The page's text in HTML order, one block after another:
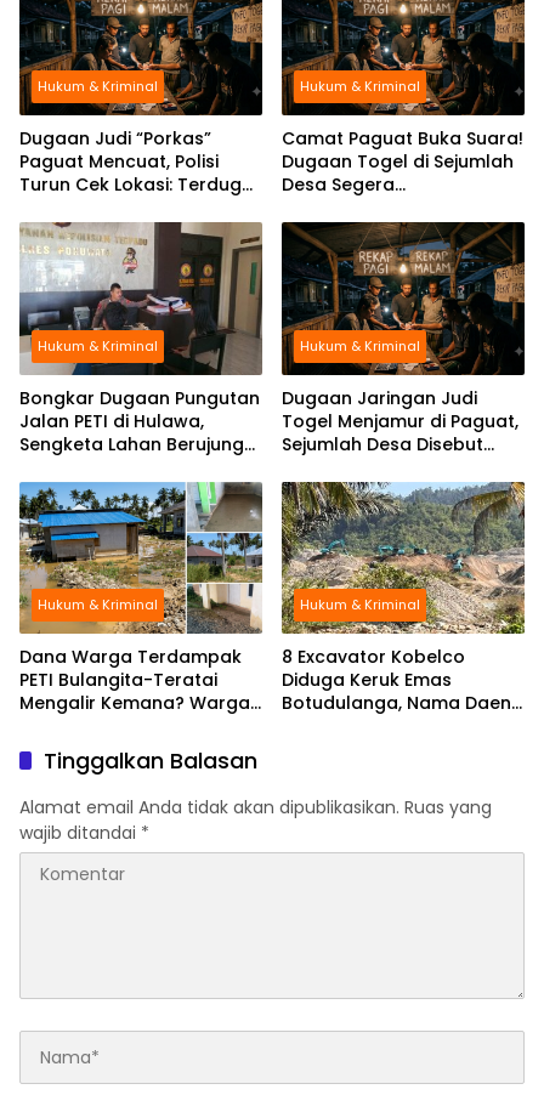
Hukum & Kriminal
Dugaan Judi “Porkas”
Paguat Mencuat, Polisi
Turun Cek Lokasi: Terduga
Hukum & Kriminal
Camat Paguat Buka Suara!
Dugaan Togel di Sejumlah
Desa Segera
Hukum & Kriminal
Bongkar Dugaan Pungutan
Jalan PETI di Hulawa,
Sengketa Lahan Berujung
Hukum & Kriminal
Dugaan Jaringan Judi
Togel Menjamur di Paguat,
Sejumlah Desa Disebut
Hukum & Kriminal
Dana Warga Terdampak
PETI Bulangita-Teratai
Mengalir Kemana? Warga
Tersentuh
Hukum & Kriminal
8 Excavator Kobelco
Diduga Keruk Emas
Botudulanga, Nama Daeng
Tinggalkan Balasan
Alamat email Anda tidak akan dipublikasikan. Ruas yang
wajib ditandai *